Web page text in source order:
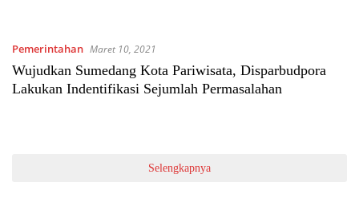
Pemerintahan Maret 10, 2021
Wujudkan Sumedang Kota Pariwisata, Disparbudpora
Lakukan Indentifikasi Sejumlah Permasalahan
Selengkapnya